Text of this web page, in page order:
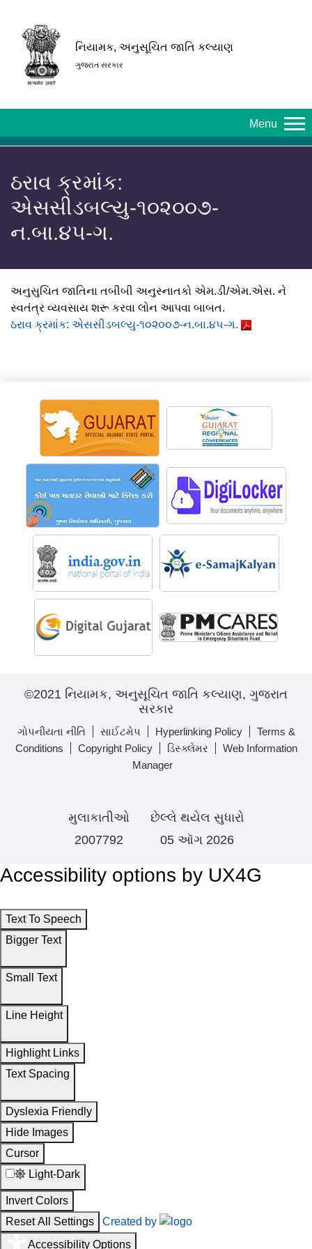
નિયામક, અનુસૂચિત જાતિ કલ્યાણ
ગુજરાત સરકાર
Menu
ઠરાવ ક્રમાંક:
એસસીડબલ્યુ-૧૦૨૦૦૭-
ન.બા.૪૫-ગ.
અનુસુચિત જાતિના તબીબી અનુસ્નાતકો એમ.ડી/એમ.એસ. ને
સ્વતંત્ર વ્યવસાય શરૂ કરવા લોન આપવા બાબત.
ઠરાવ ક્રમાંક: એસસીડબલ્યુ-૧૦૨૦૦૭-ન.બા.૪૫-ગ.
©2021 નિયામક, અનુસૂચિત જાતિ કલ્યાણ, ગુજરાત
સરકાર
ગોપનીયતા નીતિ સાઈટમેપ Hyperlinking Policy
Terms &
Conditions
Copyright Policy ડિસ્ક્લેમર
Web Information
Manager
મુલાકાતીઓ
2007792
છેલ્લે થયેલ સુધારો
05 ઑગ 2026
Accessibility options by UX4G
Text To Speech
Bigger Text
Small Text
Line Height
Highlight Links
Text Spacing
Dyslexia Friendly
Hide Images
Cursor
Light-Dark
Invert Colors
Reset All Settings
Created by
Accessibility Options